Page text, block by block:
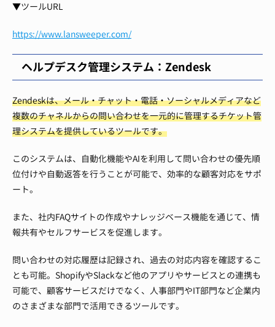
▼ツールURL
https://www.lansweeper.com/
ヘルプデスク管理システム：Zendesk
Zendeskは、メール・チャット・電話・ソーシャルメディアなど
複数のチャネルからの問い合わせを一元的に管理するチケット管
理システムを提供しているツールです。
このシステムは、自動化機能やAIを利用して問い合わせの優先順
位付けや自動返答を行うことが可能で、効率的な顧客対応をサポ
ート。
また、社内FAQサイトの作成やナレッジベース機能を通じて、情
報共有やセルフサービスを促進します。
問い合わせの対応履歴は記録され、過去の対応内容を確認するこ
とも可能。ShopifyやSlackなど他のアプリやサービスとの連携も
可能で、顧客サービスだけでなく、人事部門やIT部門など企業内
のさまざまな部門で活用できるツールです。